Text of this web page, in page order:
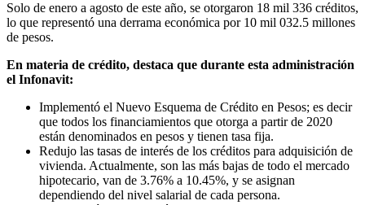
Solo de enero a agosto de este año, se otorgaron 18 mil 336 créditos,
lo que representó una derrama económica por 10 mil 032.5 millones
de pesos.
En materia de crédito, destaca que durante esta administración
el Infonavit:
Implementó el Nuevo Esquema de Crédito en Pesos; es decir
que todos los financiamientos que otorga a partir de 2020
están denominados en pesos y tienen tasa fija.
Redujo las tasas de interés de los créditos para adquisición de
vivienda. Actualmente, son las más bajas de todo el mercado
hipotecario, van de 3.76% a 10.45%, y se asignan
dependiendo del nivel salarial de cada persona.